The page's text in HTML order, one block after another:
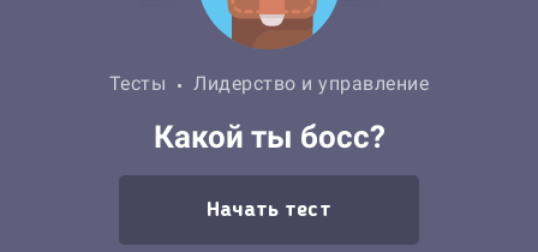
Тесты Лидерство и управление
Какой ты босс?
Начать тест